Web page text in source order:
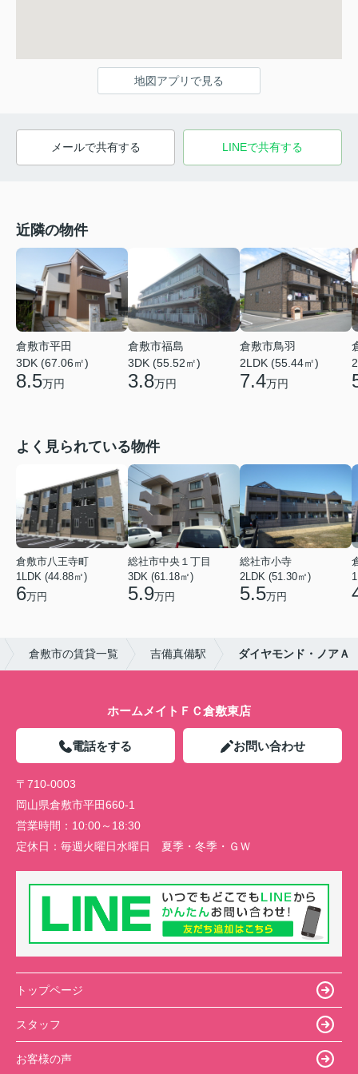
地図アプリで見る
メールで共有する LINEで共有する
近隣の物件
倉敷市平田
3DK (67.06㎡)
8.5万円
倉敷市福島
3DK (55.52㎡)
3.8万円
倉敷市鳥羽
2LDK (55.44㎡)
7.4万円
よく見られている物件
倉敷市八王寺町
1LDK (44.88㎡)
6万円
総社市中央１丁目
3DK (61.18㎡)
5.9万円
総社市小寺
2LDK (51.30㎡)
5.5万円
倉敷市の賃貸一覧 吉備真備駅 ダイヤモンド・ノアＡ
ホームメイトＦＣ倉敷東店
電話をする お問い合わせ
〒710-0003
岡山県倉敷市平田660-1
営業時間： 10:00～18:30
定休日： 毎週火曜日水曜日 夏季・冬季・ＧＷ
トップページ
スタッフ
お客様の声